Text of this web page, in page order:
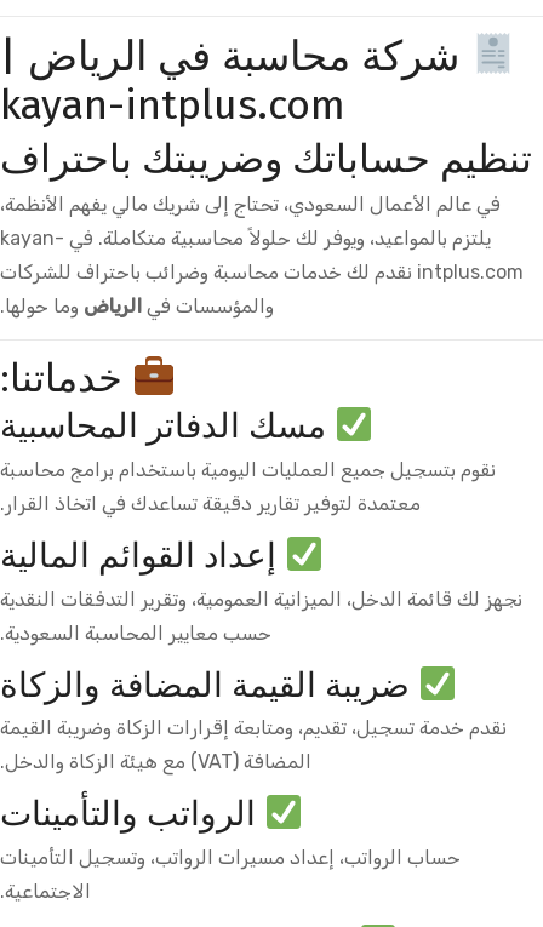
شركة محاسبة في الرياض |
kayan-intplus.com
تنظيم حساباتك وضريبتك باحتراف
في عالم الأعمال السعودي، تحتاج إلى شريك مالي يفهم الأنظمة،
يلتزم بالمواعيد، ويوفر لك حلولاً محاسبية متكاملة. في kayan-
intplus.com نقدم لك خدمات محاسبة وضرائب باحتراف للشركات
والمؤسسات في الرياض وما حولها.
خدماتنا:
مسك الدفاتر المحاسبية
نقوم بتسجيل جميع العمليات اليومية باستخدام برامج محاسبة
معتمدة لتوفير تقارير دقيقة تساعدك في اتخاذ القرار.
إعداد القوائم المالية
نجهز لك قائمة الدخل، الميزانية العمومية، وتقرير التدفقات النقدية
حسب معايير المحاسبة السعودية.
ضريبة القيمة المضافة والزكاة
نقدم خدمة تسجيل، تقديم، ومتابعة إقرارات الزكاة وضريبة القيمة
المضافة (VAT) مع هيئة الزكاة والدخل.
الرواتب والتأمينات
حساب الرواتب، إعداد مسيرات الرواتب، وتسجيل التأمينات
الاجتماعية.